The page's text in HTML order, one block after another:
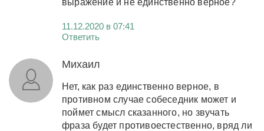
11.12.2020 в 07:41
Ответить
Михаил
Нет, как раз единственно верное, в
противном случае собеседник может и
поймет смысл сказанного, но звучать
фраза будет противоестественно, вряд ли